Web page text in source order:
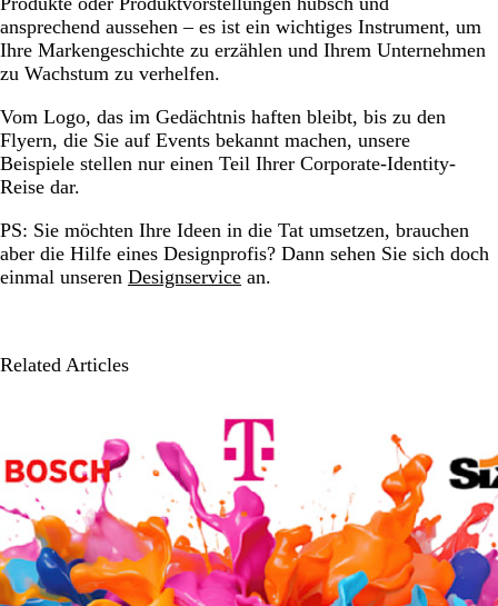
ansprechend aussehen – es ist ein wichtiges Instrument, um
Ihre Markengeschichte zu erzählen und Ihrem Unternehmen
zu Wachstum zu verhelfen.
Vom Logo, das im Gedächtnis haften bleibt, bis zu den
Flyern, die Sie auf Events bekannt machen, unsere
Beispiele stellen nur einen Teil Ihrer Corporate-Identity-
Reise dar.
PS: Sie möchten Ihre Ideen in die Tat umsetzen, brauchen
aber die Hilfe eines Designprofis? Dann sehen Sie sich doch
einmal unseren Designservice an.
Related Articles